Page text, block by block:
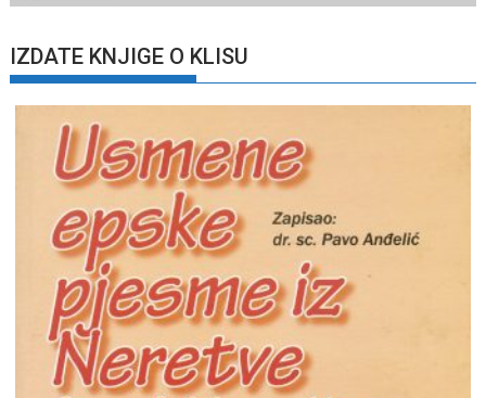
IZDATE KNJIGE O KLISU